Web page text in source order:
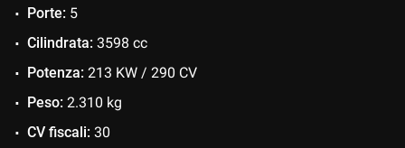
ESP
Fari Xenon
Fendinebbia
Immobilizzatore elettronico
Interni in pelle
Porte: 5
Cilindrata: 3598 cc
Potenza: 213 KW / 290 CV
Peso: 2.310 kg
CV fiscali: 30